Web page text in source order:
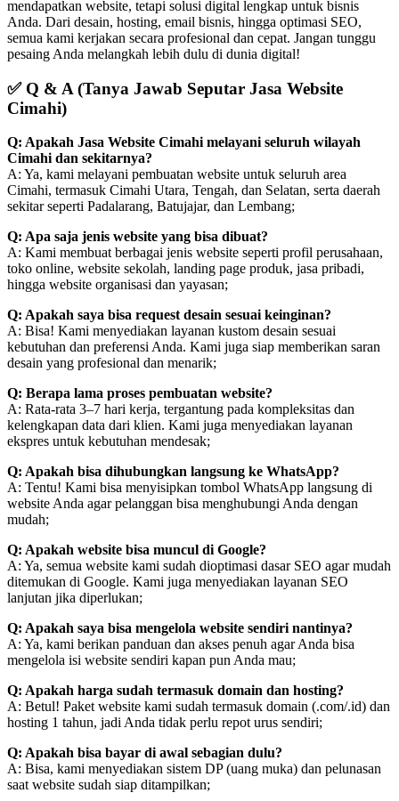
mendapatkan website, tetapi solusi digital lengkap untuk bisnis
Anda. Dari desain, hosting, email bisnis, hingga optimasi SEO,
semua kami kerjakan secara profesional dan cepat. Jangan tunggu
pesaing Anda melangkah lebih dulu di dunia digital!
✅ Q & A (Tanya Jawab Seputar Jasa Website
Cimahi)
Q: Apakah Jasa Website Cimahi melayani seluruh wilayah
Cimahi dan sekitarnya?
A: Ya, kami melayani pembuatan website untuk seluruh area
Cimahi, termasuk Cimahi Utara, Tengah, dan Selatan, serta daerah
sekitar seperti Padalarang, Batujajar, dan Lembang;
Q: Apa saja jenis website yang bisa dibuat?
A: Kami membuat berbagai jenis website seperti profil perusahaan,
toko online, website sekolah, landing page produk, jasa pribadi,
hingga website organisasi dan yayasan;
Q: Apakah saya bisa request desain sesuai keinginan?
A: Bisa! Kami menyediakan layanan kustom desain sesuai
kebutuhan dan preferensi Anda. Kami juga siap memberikan saran
desain yang profesional dan menarik;
Q: Berapa lama proses pembuatan website?
A: Rata-rata 3–7 hari kerja, tergantung pada kompleksitas dan
kelengkapan data dari klien. Kami juga menyediakan layanan
ekspres untuk kebutuhan mendesak;
Q: Apakah bisa dihubungkan langsung ke WhatsApp?
A: Tentu! Kami bisa menyisipkan tombol WhatsApp langsung di
website Anda agar pelanggan bisa menghubungi Anda dengan
mudah;
Q: Apakah website bisa muncul di Google?
A: Ya, semua website kami sudah dioptimasi dasar SEO agar mudah
ditemukan di Google. Kami juga menyediakan layanan SEO
lanjutan jika diperlukan;
Q: Apakah saya bisa mengelola website sendiri nantinya?
A: Ya, kami berikan panduan dan akses penuh agar Anda bisa
mengelola isi website sendiri kapan pun Anda mau;
Q: Apakah harga sudah termasuk domain dan hosting?
A: Betul! Paket website kami sudah termasuk domain (.com/.id) dan
hosting 1 tahun, jadi Anda tidak perlu repot urus sendiri;
Q: Apakah bisa bayar di awal sebagian dulu?
A: Bisa, kami menyediakan sistem DP (uang muka) dan pelunasan
saat website sudah siap ditampilkan;